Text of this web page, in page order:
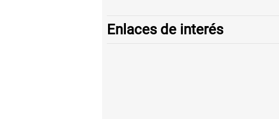
Enlaces de interés